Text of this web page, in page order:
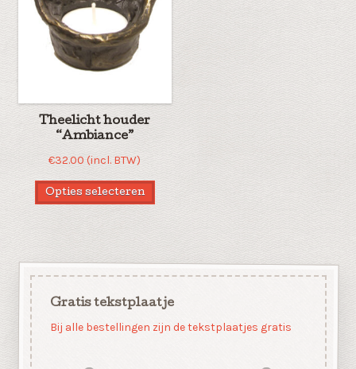
Theelicht houder
“Ambiance”
€32.00 (incl. BTW)
Opties selecteren
Gratis tekstplaatje
Bij alle bestellingen zijn de tekstplaatjes gratis